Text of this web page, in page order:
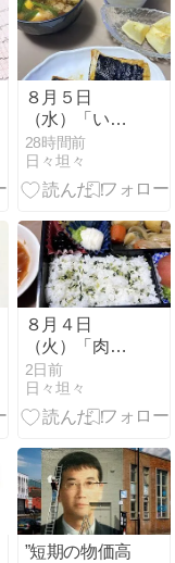
８月５日
（水）「いつ
もの健康習慣
をコツコツ継
続！筋肉量ア
肪レベル改善
が嬉しい一
日」
28時間前
日々坦々
８月４日
（火）「肉じ
ゃが弁当を美
味しく完食！
トマト習慣で
重も順調に減
少した一日」
2日前
日々坦々
”短期の物価高